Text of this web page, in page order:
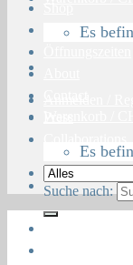
Blog
Suche nach:
Es
Es